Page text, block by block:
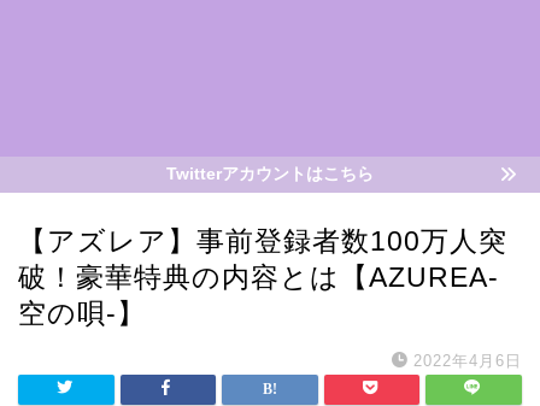
Twitterアカウントはこちら
【アズレア】事前登録者数100万人突
破！豪華特典の内容とは【AZUREA-
空の唄-】
2022年4月6日